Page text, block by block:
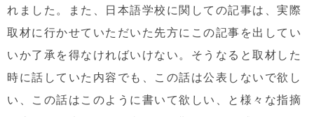
れました。また、日本語学校に関しての記事は、実際
取材に行かせていただいた先方にこの記事を出してい
いか了承を得なければいけない。そうなると取材した
時に話していた内容でも、この話は公表しないで欲し
い、この話はこのように書いて欲しい、と様々な指摘